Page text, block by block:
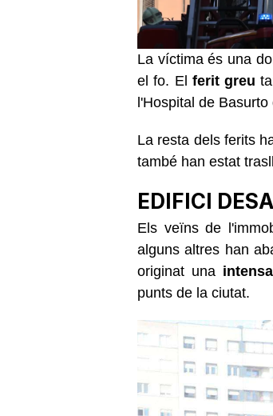
La víctima és una
el fo. El ferit greu
l'Hospital de
La resta dels ferits
també han estat
EDIFICI
Els veïns de
alguns altres han
originat una
punts de la ciutat.